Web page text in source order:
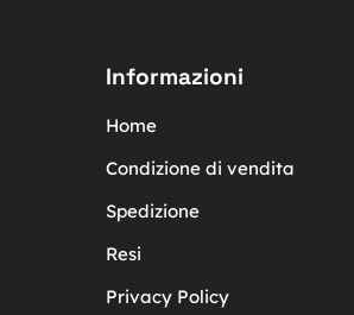
Informazioni
Home
Condizione di vendita
Spedizione
Resi
Privacy Policy